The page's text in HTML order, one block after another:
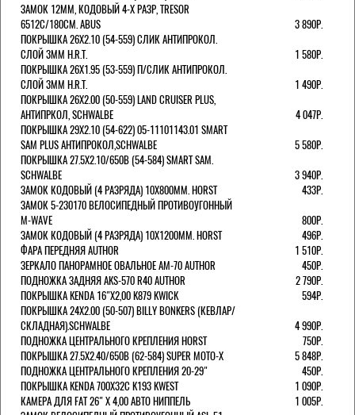
ЗАМОК 12ММ, КОДОВЫЙ 4-Х РАЗР, TRESOR
6512C/180СМ. ABUS
3 890Р.
ПОКРЫШКА 26X2.10 (54-559) СЛИК АНТИПРОКОЛ.
СЛОЙ 3ММ H.R.T.
1 580Р.
ПОКРЫШКА 26X1.95 (53-559) П/СЛИК АНТИПРОКОЛ.
СЛОЙ 3ММ H.R.T.
1 490Р.
ПОКРЫШКА 26X2.00 (50-559) LAND CRUISER PLUS,
АНТИПРКОЛ, SCHWALBE
4 047Р.
ПОКРЫШКА 29X2.10 (54-622) 05-11101143.01 SMART
SAM PLUS АНТИПРОКОЛ,SCHWALBE
5 580Р.
ПОКРЫШКА 27.5X2.10/650B (54-584) SMART SAM.
SCHWALBE
3 940Р.
ЗАМОК КОДОВЫЙ (4 РАЗРЯДА) 10Х800ММ. HORST
433Р.
ЗАМОК 5-230170 ВЕЛОСИПЕДНЫЙ ПРОТИВОУГОННЫЙ
M-WAVE
800Р.
ЗАМОК КОДОВЫЙ (4 РАЗРЯДА) 10Х1200ММ. HORST
496Р.
ФАРА ПЕРЕДНЯЯ AUTHOR
1 510Р.
ЗЕРКАЛО ПАНОРАМНОЕ ОВАЛЬНОЕ AM-70 AUTHOR
450Р.
ПОДНОЖКА ЗАДНЯЯ AKS-570 R40 AUTHOR
2 790Р.
ПОКРЫШКА KENDA 16"Х2,00 K879 KWICK
594Р.
ПОКРЫШКА 24X2.00 (50-507) BILLY BONKERS (КЕВЛАР/
СКЛАДНАЯ).SCHWALBE
4 990Р.
ПОДНОЖКА ЦЕНТРАЛЬНОГО КРЕПЛЕНИЯ HORST
750Р.
ПОКРЫШКА 27.5X2.40/650B (62-584) SUPER MOTO-X
5 848Р.
ПОДНОЖКА ЦЕНТРАЛЬНОГО КРЕПЛЕНИЯ 20-29"
450Р.
ПОКРЫШКА KENDA 700Х32С K193 KWEST
1 090Р.
КАМЕРА ДЛЯ FAT 26" X 4,00 АВТО НИППЕЛЬ
1 005Р.